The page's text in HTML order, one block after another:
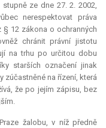
ze dne 27. 2. 2002,
nerespektovat práva
§ 12 zákona o ochranných
chránit právní jistotu
na trhu po určitou dobu
starších označení jinak
zúčastněné na řízení, která
že po jejím zápisu, bez
žalobu, v níž předně